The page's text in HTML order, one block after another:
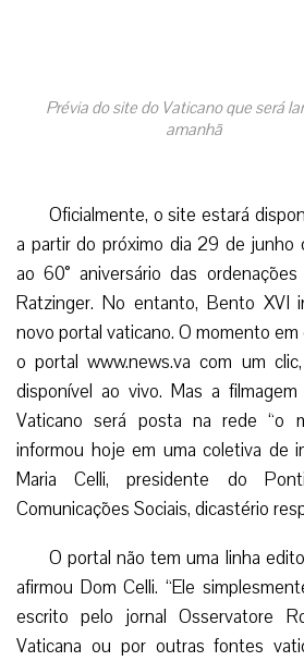
Prévia do site do Vaticano que será
amanhã
Oficialmente, o site estará
a partir do próximo dia 29 de junho
ao 60° aniversário das
Ratzinger. No entanto, Bento XVI
novo portal vaticano. O momento
o portal www.news.va com um
disponível ao vivo. Mas a
Vaticano será posta na rede “o
informou hoje em uma coletiva de
Maria Celli, presidente do
Comunicações Sociais, dicastério
O portal não tem uma linha
afirmou Dom Celli. “Ele
escrito pelo jornal Osservatore
Vaticana ou por outras fontes